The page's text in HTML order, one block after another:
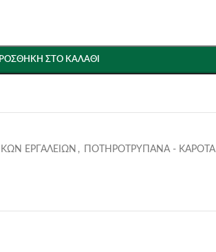
ΣΤΟ ΚΑΛΆΘΙ
ΕΡΓΑΛΕΙΩΝ , ΠΟΤΗΡΟΤΡΥΠΑΝΑ - ΚΑΡΟΤΑ